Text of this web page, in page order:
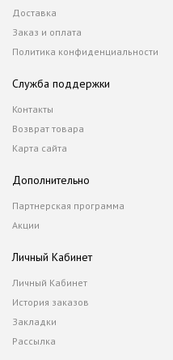
Доставка
Заказ и оплата
Политика конфиденциальности
Служба поддержки
Контакты
Возврат товара
Карта сайта
Дополнительно
Партнерская программа
Акции
Личный Кабинет
Личный Кабинет
История заказов
Закладки
Рассылка